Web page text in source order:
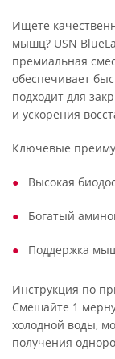
Ищете
мышц? USN
премиальная
обеспечивает
подходит для
и ускорения
Ключевые
Высокая
Богатый
Поддержка
Инструкция по
Смешайте 1
холодной воды,
получения